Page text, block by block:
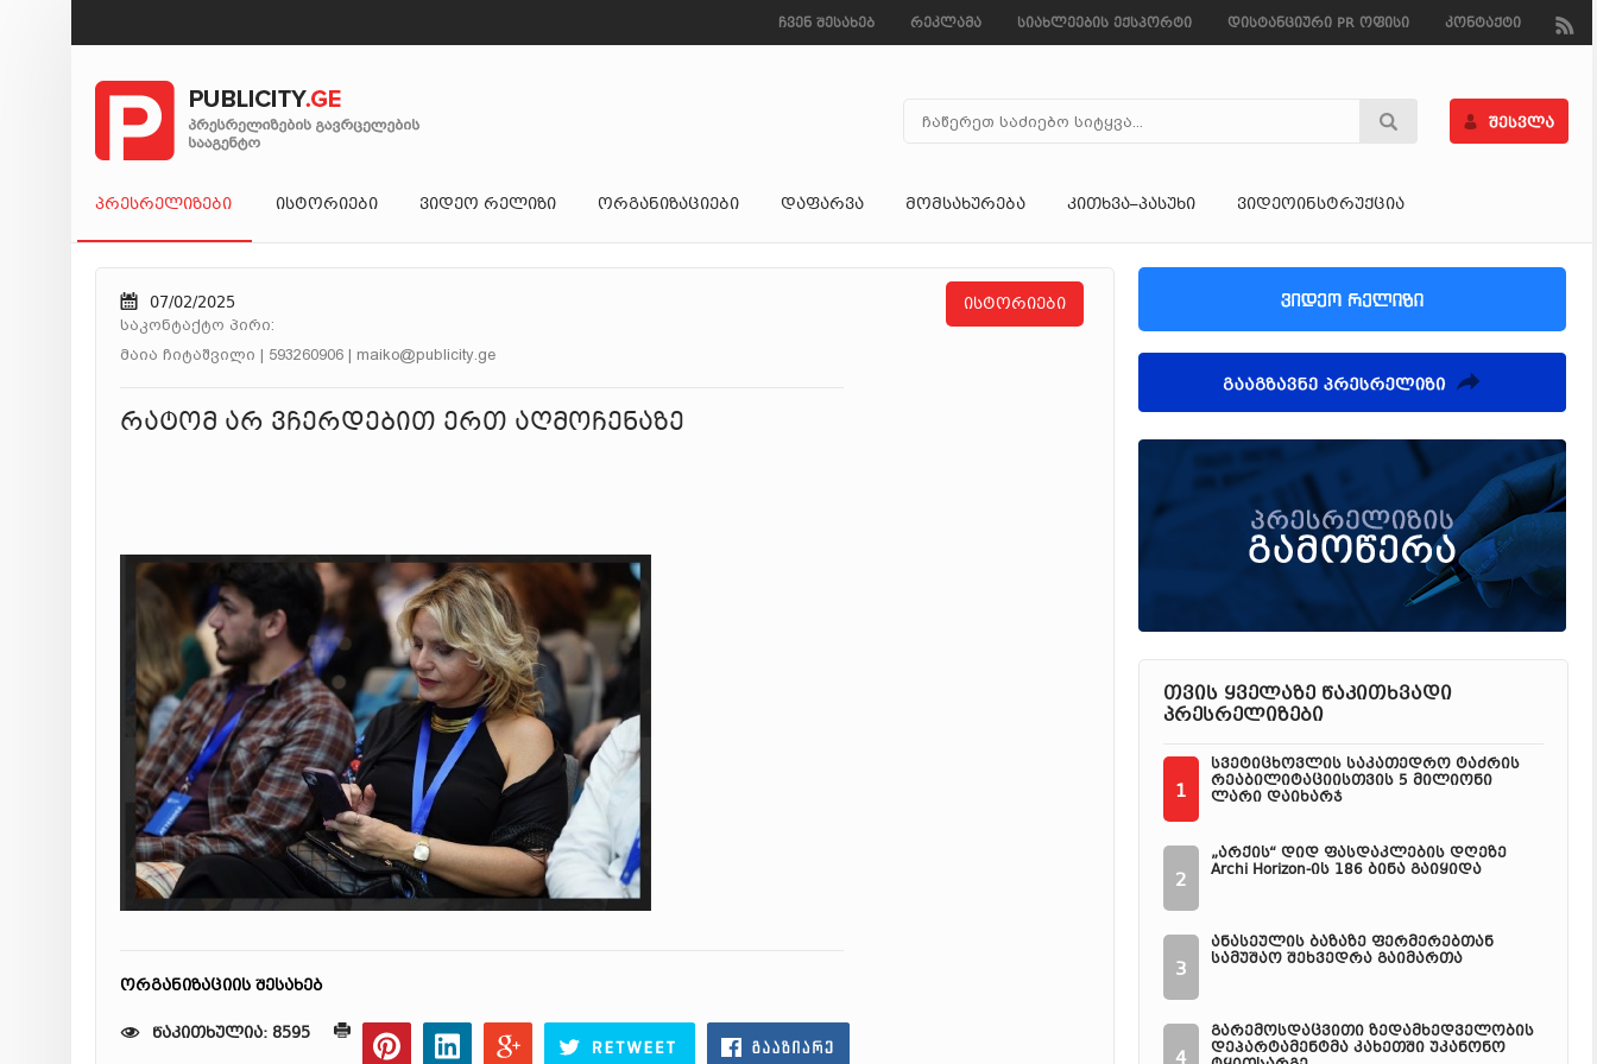
ჩვენ შესახებ რეკლამა სიახლეების ექსპორტი დისტანციური PR ოფისი კონტაქტი
ᲞᲠᲔᲡᲠᲔᲚᲘᲖᲔᲑᲘ ᲘᲡᲢᲝᲠᲘᲔᲑᲘ ᲕᲘᲓᲔᲝ ᲠᲔᲚᲘᲖᲘ ᲝᲠᲒᲐᲜᲘᲖᲐᲪᲘᲔᲑᲘ ᲓᲐᲤᲐᲠᲕᲐ ᲛᲝᲛᲡᲐᲮᲣᲠᲔᲑᲐ ᲙᲘᲗᲮᲕᲐ–ᲞᲐᲡᲣᲮᲘ ᲕᲘᲓᲔᲝᲘᲜᲡᲢᲠᲣᲥᲪᲘᲐ
ისტორიები
07/02/2025
საკონტაქტო პირი:
მაია ჩიტაშვილი | 593260906 | maiko@publicity.ge
რატომ არ ვჩერდებით ერთ აღმოჩენაზე
ორგანიზაციის შესახებ
წაკითხულია: 8595
თვის ყველაზე წაკითხვადი
პრესრელიზები
1
სვეტიცხოვლის საკათედრო ტაძრის
რეაბილიტაციისთვის 5 მილიონი
ლარი დაიხარჯ
2
„არქის“ დიდ ფასდაკლების დღეზე
Archi Horizon-ის 186 ბინა გაიყიდა
3
ანასეულის ბაზაზე ფერმერებთან
სამუშაო შეხვედრა გაიმართა
გარემოსდაცვითი ზედამხედველობის
დეპარტამენტმა კახეთში უკანონო